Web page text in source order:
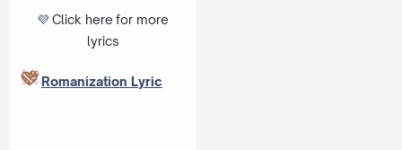
💜 Click here for more
lyrics
Romanization Lyric